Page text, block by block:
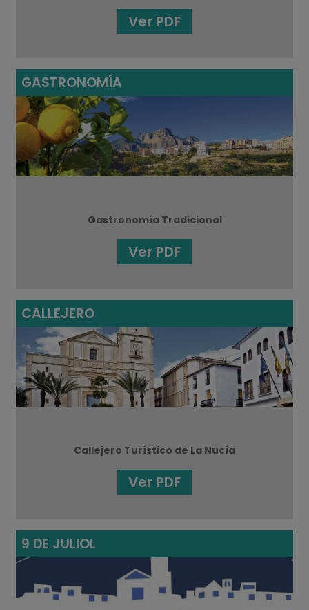
Ver PDF
GASTRONOMÍA
Gastronomía Tradicional
Ver PDF
CALLEJERO
Callejero Turístico de La Nucía
Ver PDF
9 DE JULIOL